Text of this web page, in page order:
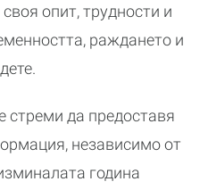
опит, трудности и
раждането и
стреми да предоставя
независимо от
година